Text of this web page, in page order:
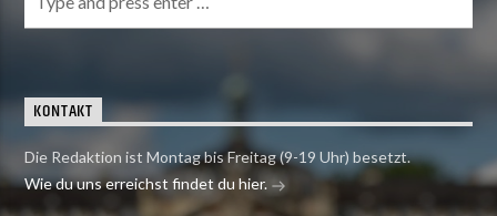
KONTAKT
Die Redaktion ist Montag bis Freitag (9-19 Uhr) besetzt.
Wie du uns erreichst findet du hier.